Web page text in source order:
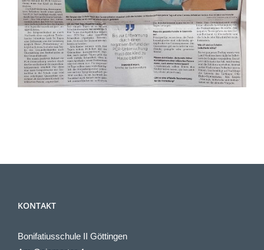
KONTAKT
Bonifatiusschule II Göttingen